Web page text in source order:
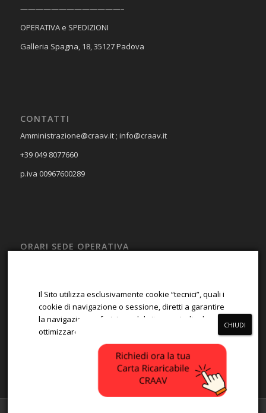
—————————————–
OPERATIVA e SPEDIZIONI
Galleria Spagna, 18, 35127 Padova
CONTATTI
Amministrazione@craav.it ; info@craav.it
+39 049 8077660
p.iva 00967600289
ORARI SEDE OPERATIVA
SAB – DOM
Chiuso
Il Sito utilizza esclusivamente cookie “tecnici”, quali i
cookie di navigazione o sessione, diretti a garantire
la navigazione e fruizione del sito, e quindi ad
ottimizzare la navigazione.
ACCETTA